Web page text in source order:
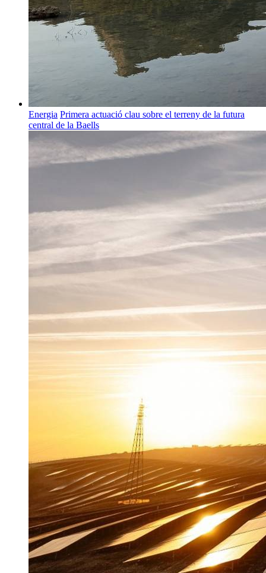
Energia Primera actuació clau sobre el terreny de la futura
central de la Baells